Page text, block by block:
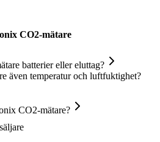
CO2-mätare
batterier eller eluttag?
även temperatur och luftfuktighet?
CO2-mätare?